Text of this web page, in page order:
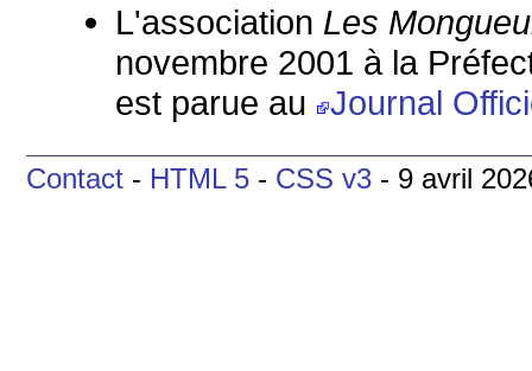
L'association Les
novembre 2001 à la
est parue au
Journal
Contact - HTML 5 - CSS v3 - 9 avril